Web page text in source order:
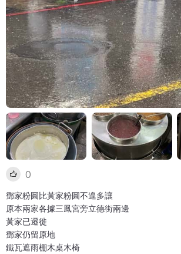
0
鄧家粉圓比黃家粉圓不遑多讓
原本兩家各據三鳳宮旁立德街兩邊
黃家已遷徙
鄧家仍留原地
鐵瓦遮雨棚木桌木椅